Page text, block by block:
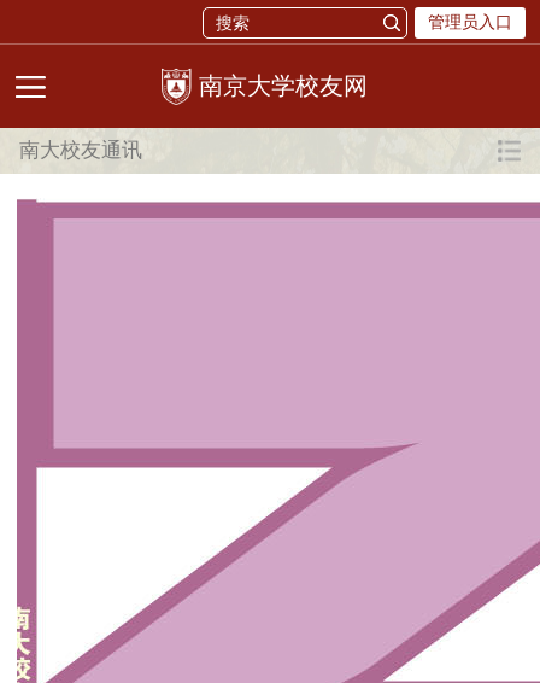
管理员入口
校友网
南大校友通讯